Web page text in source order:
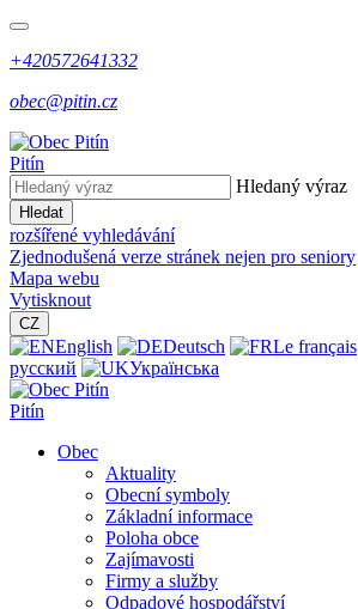
+420572641332
obec@pitin.cz
Pitín
Hledaný výraz
Hledat
rozšířené vyhledávání
Zjednodušená verze stránek nejen pro seniory
Mapa webu
Vytisknout
CZ
English Deutsch Le français
русский
Українська
Pitín
Obec
Aktuality
Obecní symboly
Základní informace
Poloha obce
Zajímavosti
Firmy a služby
Odpadové hospodářství